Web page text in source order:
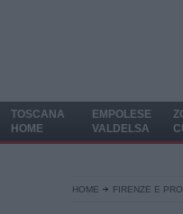
TOSCANA
HOME
EMPOLESE
VALDELSA
HOME FIRENZE E